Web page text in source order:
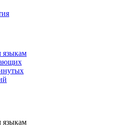
языкам
языкам